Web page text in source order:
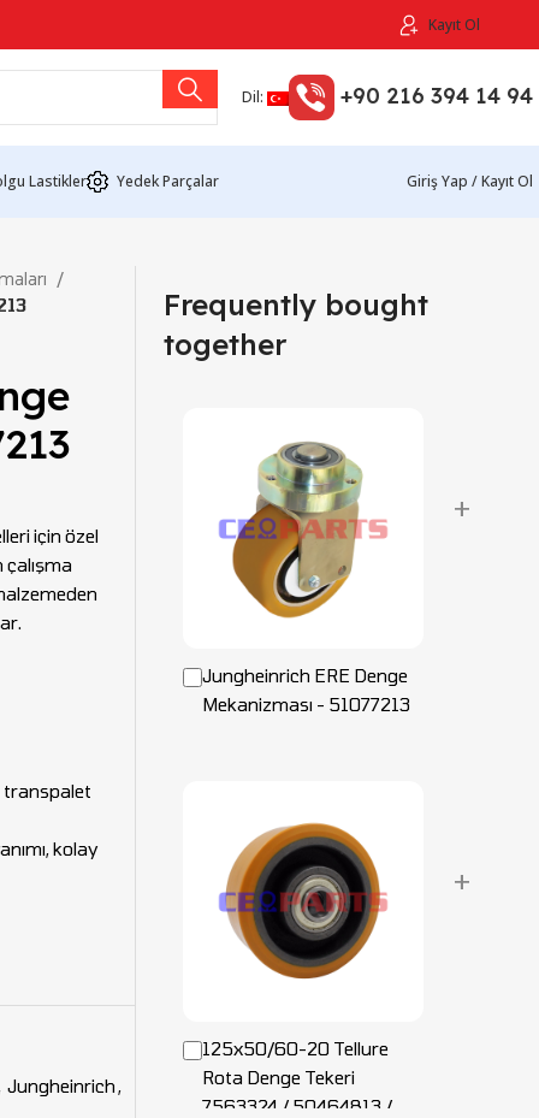
Kayıt Ol
Dil: +90 216 394 14 94
Lastikler Yedek Parçalar Giriş Yap / Kayıt Ol
için özel
transpalet
kolay
Jungheinrich,
Frequently bought
together
Jungheinrich ERE Denge
Mekanizması - 51077213
+
125x50/60-20 Tellure
Rota Denge Tekeri
7563324 / 50464813 /
+